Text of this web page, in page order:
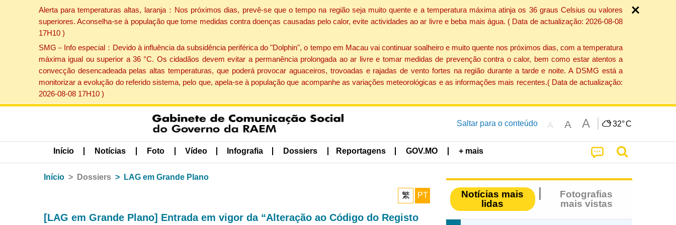
Alerta para temperaturas altas, laranja：Nos próximos dias, prevê-se que o tempo na região seja muito quente e a temperatura máxima atinja os 36 graus Celsius ou valores
superiores. Aconselha-se à população que tome medidas contra doenças causadas pelo calor, evite actividades ao ar livre e beba mais água. ( Data de actualização: 2026-08-08
17H10 )
SMG－Info especial：Devido à influência da subsidência periférica do "Dolphin", o tempo em Macau vai continuar soalheiro e muito quente nos próximos dias, com a temperatura
máxima igual ou superior a 36 °C. Os cidadãos devem evitar a permanência prolongada ao ar livre e tomar medidas de prevenção contra o calor, bem como estar atentos a
convecção desencadeada pelas altas temperaturas, que poderá provocar aguaceiros, trovoadas e rajadas de vento fortes na região durante a tarde e noite. A DSMG está a
monitorizar a evolução do referido sistema, pelo que, apela-se à população que acompanhe as variações meteorológicas e as informações mais recentes.( Data de actualização:
2026-08-08 17H10 )
Saltar para o conteúdo A A A 32°C
Início Notícias Foto Vídeo Infografia Dossiers Reportagens GOV.MO + mais
Início Dossiers LAG em Grande Plano
繁 PT
[LAG em Grande Plano] Entrada em vigor da “Alteração ao Código do Registo
Notícias mais
lidas
Fotografias
mais vistas